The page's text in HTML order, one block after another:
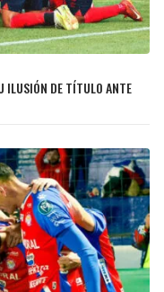
ILUSIÓN DE TÍTULO ANTE